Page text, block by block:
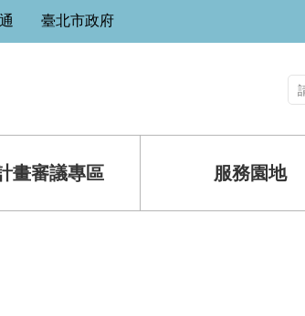
臺北市政府
畫審議專區 服務園地